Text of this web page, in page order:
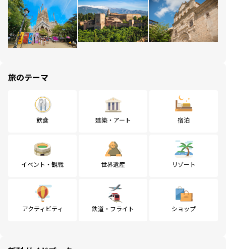
旅のテーマ
飲食 建築・アート 宿泊
イベント・観戦 世界遺産 リゾート
アクティビティ 鉄道・フライト ショップ